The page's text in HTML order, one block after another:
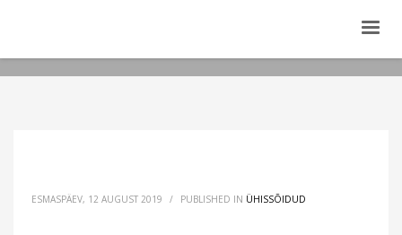
ESMASPÄEV, 12 AUGUST 2019 / PUBLISHED IN ÜHISSÕIDUD